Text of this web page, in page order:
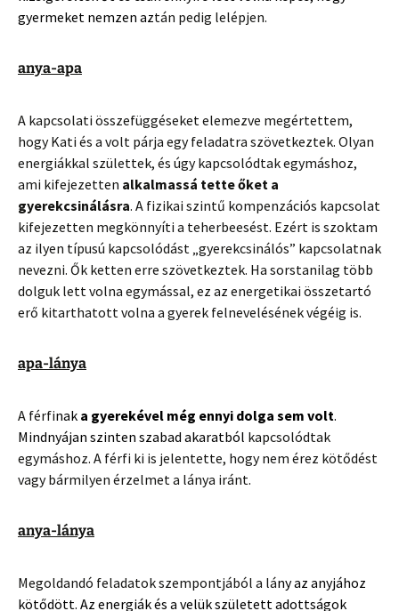
gyermeket nemzen aztán pedig lelépjen.
anya-apa
A kapcsolati összefüggéseket elemezve megértettem,
hogy Kati és a volt párja egy feladatra szövetkeztek. Olyan
energiákkal születtek, és úgy kapcsolódtak egymáshoz,
ami kifejezetten alkalmassá tette őket a
gyerekcsinálásra. A fizikai szintű kompenzációs kapcsolat
kifejezetten megkönnyíti a teherbeesést. Ezért is szoktam
az ilyen típusú kapcsolódást „gyerekcsinálós” kapcsolatnak
nevezni. Ők ketten erre szövetkeztek. Ha sorstanilag több
dolguk lett volna egymással, ez az energetikai összetartó
erő kitarthatott volna a gyerek felnevelésének végéig is.
apa-lánya
A férfinak a gyerekével még ennyi dolga sem volt.
Mindnyájan szinten szabad akaratból kapcsolódtak
egymáshoz. A férfi ki is jelentette, hogy nem érez kötődést
vagy bármilyen érzelmet a lánya iránt.
anya-lánya
Megoldandó feladatok szempontjából a lány az anyjához
kötődött. Az energiák és a velük született adottságok